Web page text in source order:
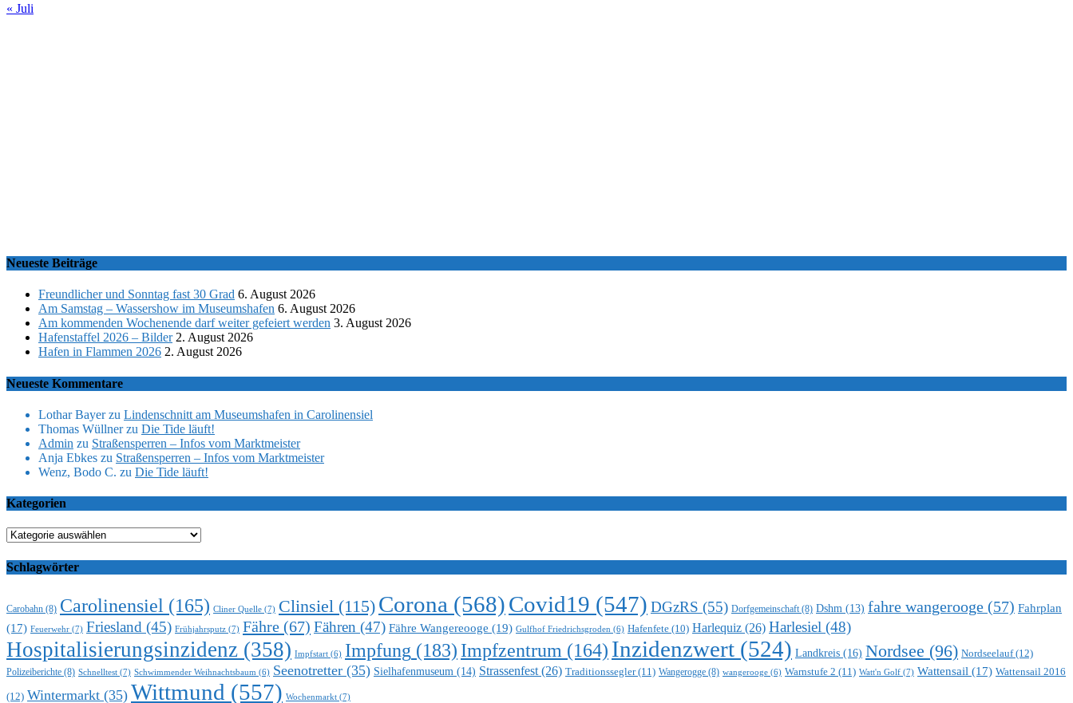
« Juli
Neueste Beiträge
Freundlicher und Sonntag fast 30 Grad 6. August 2026
Am Samstag – Wassershow im Museumshafen 6. August 2026
Am kommenden Wochenende darf weiter gefeiert werden 3. August 2026
Hafenstaffel 2026 – Bilder 2. August 2026
Hafen in Flammen 2026 2. August 2026
Neueste Kommentare
Lothar Bayerzu Lindenschnitt am Museumshafen in Carolinensiel
Thomas Wüllnerzu Die Tide läuft!
Admin zu Straßensperren – Infos vom Marktmeister
Anja Ebkes zu Straßensperren – Infos vom Marktmeister
Wenz, Bodo C. zu Die Tide läuft!
Kategorien
Kategorien
Schlagwörter
Carobahn (8) Carolinensiel (165) Cliner Quelle (7) Clinsiel (115) Corona (568)Covid19 (547) DGzRS (55) Dorfgemeinschaft(8) Dshm (13) fahre wangerooge (57) Fahrplan
(17) Feuerwehr (7) Friesland (45) Frühjahrsputz (7) Fähre (67) Fähren (47) Fähre Wangereooge (19) Gulfhof Friedrichsgroden (6) Hafenfete (10) Harlequiz (26) Harlesiel (48)
Hospitalisierungsinzidenz (358) Impfstart (6) Impfung (183) Impfzentrum (164) Inzidenzwert (524) Landkreis (16) Nordsee (96) Nordseelauf(12)
Polizeiberichte (8) Schnelltest (7) Schwimmender Weihnachtsbaum (6) Seenotretter (35) Sielhafenmuseum (14) Strassenfest(26) Traditionssegler(11) Wangerogge (8) wangerooge (6) Warnstufe 2 (11) Watt'n Golf (7) Wattensail (17) Wattensail 2016
(12) Wintermarkt (35) Wittmund (557) Wochenmarkt (7)